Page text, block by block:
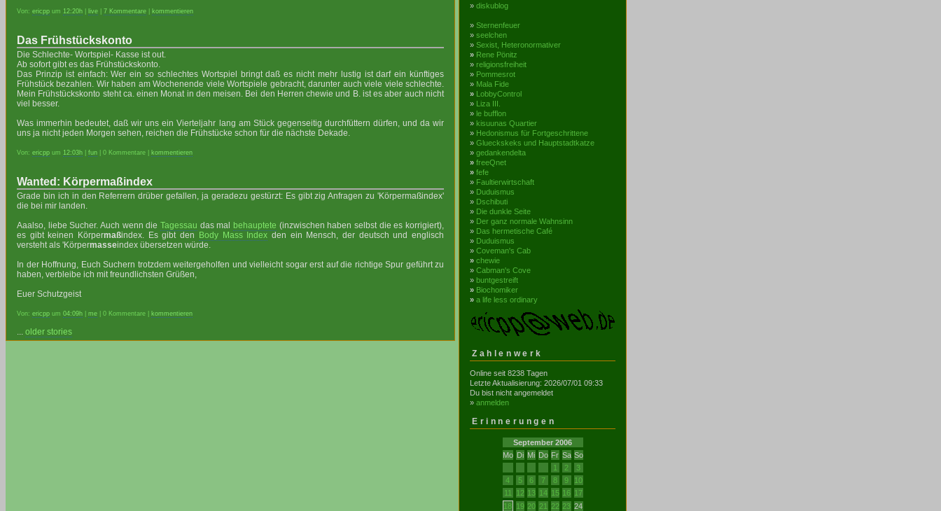
Von: ericpp um 12:20h live 7 Kommentare kommentieren
Das Frühstückskonto
Die Schlechte- Wortspiel- Kasse ist out.
Ab sofort gibt es das Frühstückskonto.
Das Prinzip ist einfach: Wer ein so schlechtes Wortspiel bringt daß es nicht mehr lustig ist darf ein künftiges
Frühstück bezahlen. Wir haben am Wochenende viele Wortspiele gebracht, darunter auch viele viele schlechte.
Mein Frühstückskonto steht ca. einen Monat in den meisen. Bei den Herren chewie und B. ist es aber auch nicht
viel besser.
Was immerhin bedeutet, daß wir uns ein Vierteljahr lang am Stück gegenseitig durchfüttern dürfen, und da wir
uns ja nicht jeden Morgen sehen, reichen die Frühstücke schon für die nächste Dekade.
Von: ericpp um 12:03h fun | 0 Kommentare | kommentieren
Wanted: Körpermaßindex
Grade bin ich in den Referrern drüber gefallen, ja geradezu gestürzt: Es gibt zig Anfragen zu 'Körpermaßindex'
die bei mir landen.
Aaalso, liebe Sucher. Auch wenn die Tagessau das mal behauptete (inzwischen haben selbst die es korrigiert),
es gibt keinen Körpermaßindex. Es gibt den Body Mass Index den ein Mensch, der deutsch und englisch
versteht als 'Körpermasseindex übersetzen würde.
In der Hoffnung, Euch Suchern trotzdem weitergeholfen und vielleicht sogar erst auf die richtige Spur geführt zu
haben, verbleibe ich mit freundlichsten Grüßen,
Euer Schutzgeist
Von: ericpp um 04:09h me | 0 Kommentare | kommentieren
... older stories
» diskublog
» Sternenfeuer
» seelchen
» Sexist, Heteronormativer
» Rene Pönitz
» religionsfreiheit
» Pommesrot
» Mala Fide
» LobbyControl
» Liza III.
» le bufflon
» kisuunas Quartier
» Hedonismus für Fortgeschrittene
» Glueckskeks und Hauptstadtkatze
» gedankendelta
» freeQnet
» fefe
» Faultierwirtschaft
» Duduismus
» Dschibuti
» Die dunkle Seite
» Der ganz normale Wahnsinn
» Das hermetische Café
» Duduismus
» Coveman's Cab
» chewie
» Cabman's Cove
» buntgestreift
» Biochomiker
» a life less ordinary
Zahlenwerk
Online seit 8238 Tagen
Letzte Aktualisierung: 2026/07/01 09:33
Du bist nicht angemeldet
» anmelden
Erinnerungen
September 2006
Mo Di Mi Do Fr Sa So
1
2
3
4
5 6 7 8 9
10
11
12 13 14 15 16 17
18 19 20 21 22 23 24